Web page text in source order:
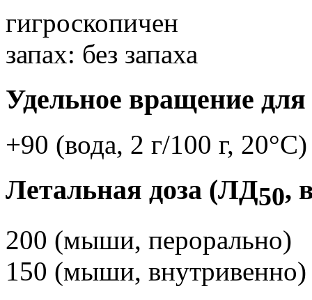
гигроскопичен
запах: без запаха
Удельное вращение
+90 (вода, 2 г/100 г, 20°C)
Летальная доза (ЛД50,
200 (мыши, перорально)
150 (мыши, внутривенно)